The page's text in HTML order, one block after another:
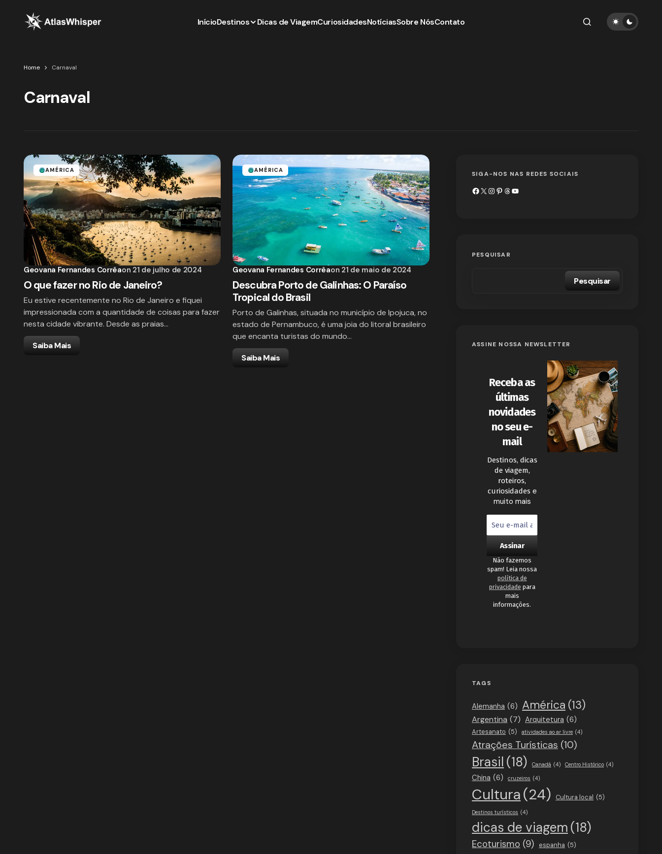
InícioDestinos Dicas de ViagemCuriosidadesNotíciasSobre NósContato
Home Carnaval
Carnaval
AMÉRICA
Geovana Fernandes Corrêaon 21 de julho de 2024
O que fazer no Rio de Janeiro?
Eu estive recentemente no Rio de Janeiro e fiquei
impressionada com a quantidade de coisas para fazer
nesta cidade vibrante. Desde as praias…
Saiba Mais
AMÉRICA
Geovana Fernandes Corrêaon 21 de maio de 2024
Descubra Porto de Galinhas: O Paraíso
Tropical do Brasil
Porto de Galinhas, situada no município de Ipojuca, no
estado de Pernambuco, é uma joia do litoral brasileiro
que encanta turistas do mundo…
Saiba Mais
SIGA-NOS NAS REDES SOCIAIS
PESQUISAR
Pesquisar
ASSINE NOSSA NEWSLETTER
Receba as
últimas
novidades
no seu e-
mail
Destinos, dicas
de viagem,
roteiros,
curiosidades e
muito mais
Não fazemos
spam! Leia nossa
política de
privacidade para
mais
informações.
TAGS
Alemanha (6) América (13)
Argentina (7) Arquitetura (6)
Artesanato (5) atividades ao ar livre (4)
Atrações Turísticas (10)
Brasil (18) Canadá (4) Centro Histórico (4)
China (6) cruzeiros (4)
Cultura(24) Cultura local (5)
Destinos turísticos (4)
dicas de viagem (18)
Ecoturismo (9) espanha (5)